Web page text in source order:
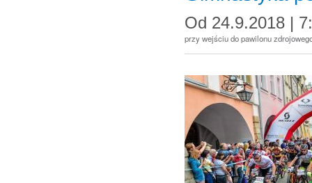
Od 24.9.2018 |
przy wejściu do pawilonu